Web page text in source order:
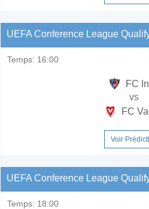
UEFA Conference League
Temps: 16:00
FC
vs
FC
Voir
UEFA Conference League
Temps: 18:00